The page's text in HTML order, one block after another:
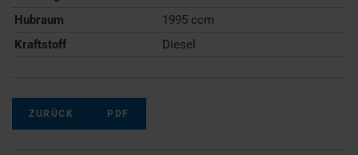
Hubraum
1995 ccm
Kraftstoff
Diesel
ZURÜCK PDF